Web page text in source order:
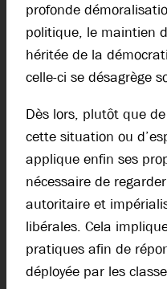
profonde
politique, le maintien
héritée de la
celle-ci se désagrège
Dès lors, plutôt que
cette situation ou
applique enfin ses
nécessaire de
autoritaire et
libérales. Cela
pratiques afin de
déployée par les